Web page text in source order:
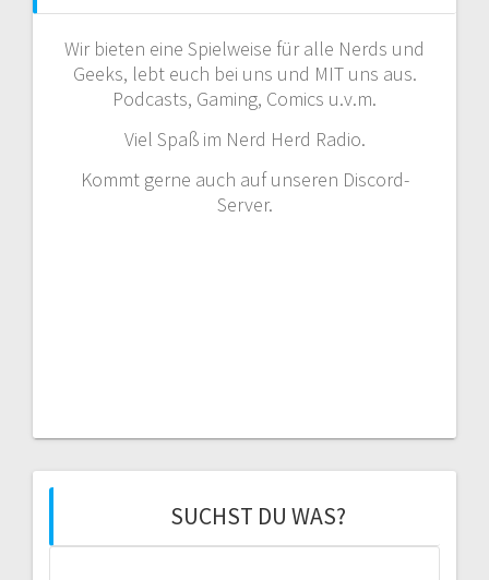
Wir bieten eine Spielweise für alle Nerds und
Geeks, lebt euch bei uns und MIT uns aus.
Podcasts, Gaming, Comics u.v.m.
Viel Spaß im Nerd Herd Radio.
Kommt gerne auch auf unseren Discord-
Server.
SUCHST DU WAS?